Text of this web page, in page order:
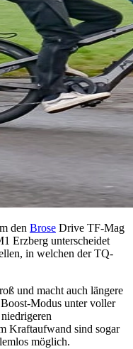
den Brose Drive TF-Mag
Erzberg unterscheidet
in welchen der TQ-
und macht auch längere
Modus unter voller
Kraftaufwand sind sogar
möglich.